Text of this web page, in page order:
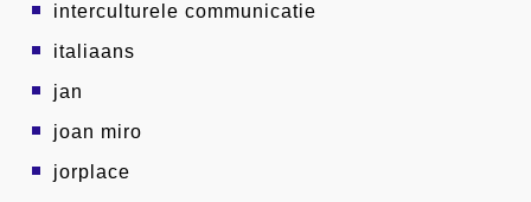
interculturele communicatie
italiaans
jan
joan miro
jorplace